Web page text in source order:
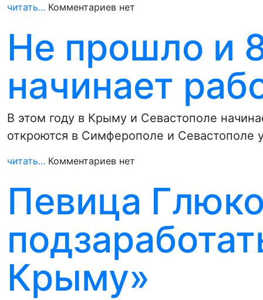
читать... Комментариев нет
Не прошло и
начинает
В этом году в Крыму и Севастополе
откроются в Симферополе и Севастополе
читать... Комментариев нет
Певица
Крыму»